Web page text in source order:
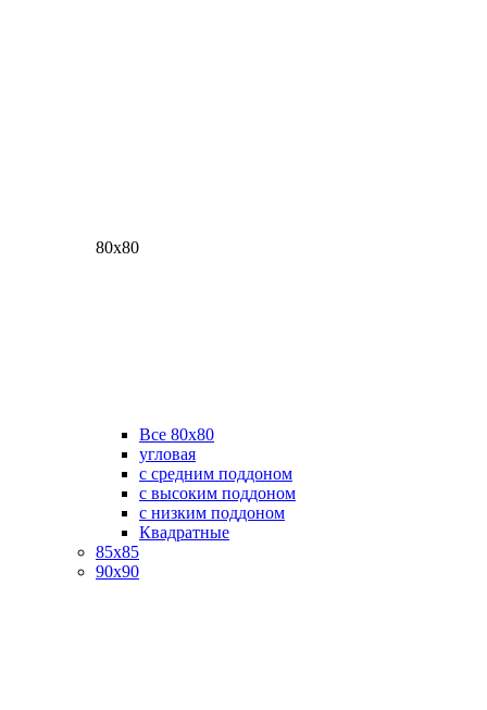
80х80
Все 80х80
угловая
с средним поддоном
с высоким поддоном
с низким поддоном
Квадратные
85х85
90х90